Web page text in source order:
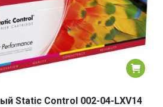
Static Control 002-04-LXV14